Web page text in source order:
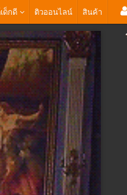
ด็กดี ติวออนไลน์ สินค้า